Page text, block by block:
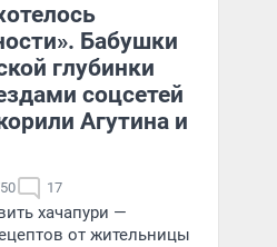
Бабушки
глубинки
соцсетей
Агутина и
17
хачапури —
от жительницы